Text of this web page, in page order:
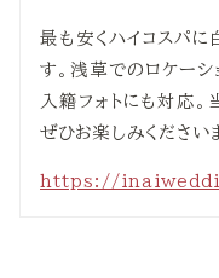
最も安くハイコスパ
す。浅草でのロケーシ
入籍フォトにも対応
ぜひお楽しみください
https://